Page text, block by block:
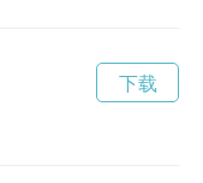
下载